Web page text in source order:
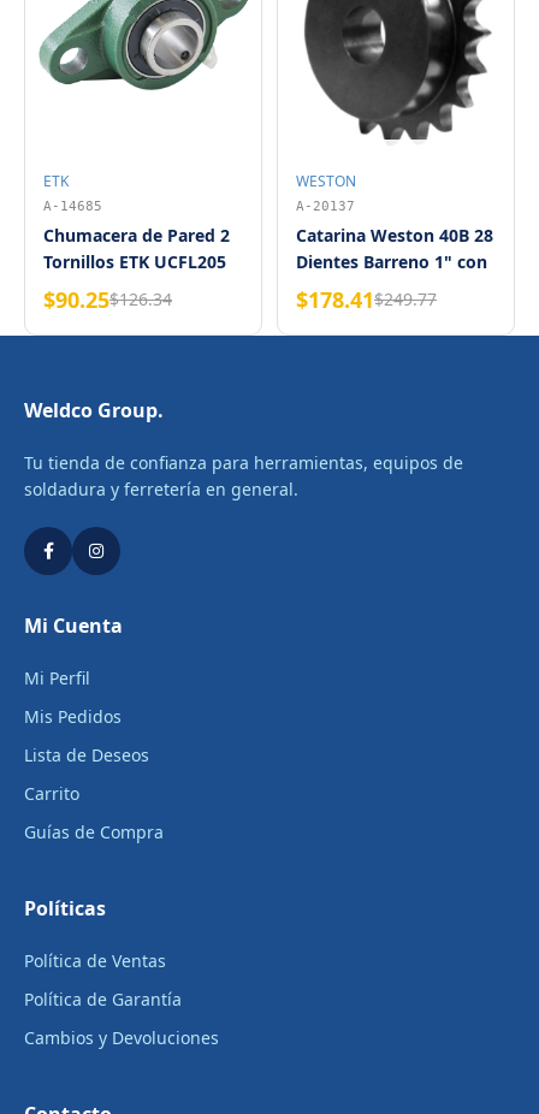
ETK
A-14685
Chumacera de Pared 2
Tornillos ETK UCFL205
25 mm
$90.25$126.34
WESTON
A-20137
Catarina Weston 40B 28
Dientes Barreno 1" con
Cuñero y Opresor
Negra Diente
Endurecido
$178.41$249.77
Weldco Group.
Tu tienda de confianza para herramientas, equipos de
soldadura y ferretería en general.
Mi Cuenta
Mi Perfil
Mis Pedidos
Lista de Deseos
Carrito
Guías de Compra
Políticas
Política de Ventas
Política de Garantía
Cambios y Devoluciones